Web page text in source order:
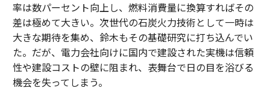
率は数パーセント向上し、燃料消費量に換算すればその
差は極めて大きい。次世代の石炭火力技術として一時は
大きな期待を集め、鈴木もその基礎研究に打ち込んでい
た。だが、電力会社向けに国内で建設された実機は信頼
性や建設コストの壁に阻まれ、表舞台で日の目を浴びる
機会を失ってしまう。